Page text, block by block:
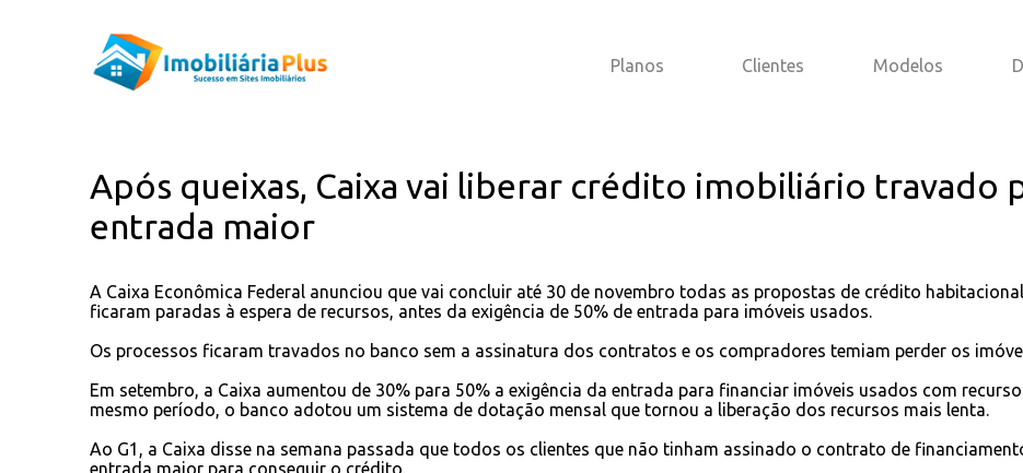
Planos Clientes Modelos
Após queixas, Caixa vai liberar crédito imobiliário travado
entrada maior
A Caixa Econômica Federal anunciou que vai concluir até 30 de novembro todas as propostas de crédito
ficaram paradas à espera de recursos, antes da exigência de 50% de entrada para imóveis usados.
Os processos ficaram travados no banco sem a assinatura dos contratos e os compradores temiam perder os
Em setembro, a Caixa aumentou de 30% para 50% a exigência da entrada para financiar imóveis usados com
mesmo período, o banco adotou um sistema de dotação mensal que tornou a liberação dos recursos mais lenta.
Ao G1, a Caixa disse na semana passada que todos os clientes que não tinham assinado o contrato de
entrada maior para conseguir o crédito.